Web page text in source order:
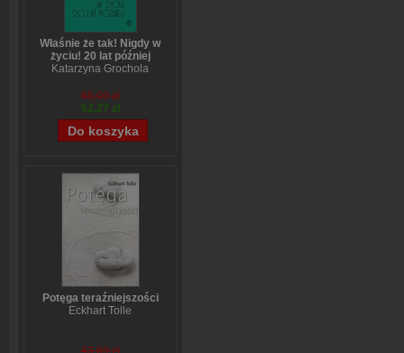
Właśnie że tak! Nigdy w
życiu! 20 lat później
Katarzyna Grochola
65,09 zł
52,27 zł
Potęga teraźniejszości
Eckhart Tolle
43,69 zł